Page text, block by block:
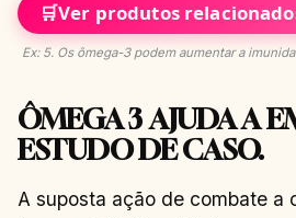
🛒Ver produtos
Ex: 5. Os ômega-3 podem aumentar a
ÔMEGA 3 AJUDA A
ESTUDO DE CASO.
A suposta ação de combate a